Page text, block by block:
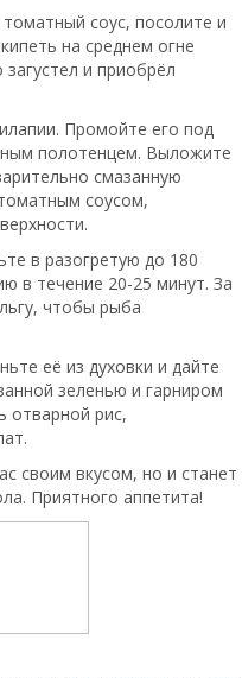
соус, посолите и
на среднем огне
и приобрёл
Промойте его под
полотенцем. Выложите
смазанную
соусом,
в разогретую до 180
в течение 20-25 минут. За
чтобы рыба
её из духовки и дайте
зеленью и гарниром
рис,
своим вкусом, но и станет
Приятного аппетита!